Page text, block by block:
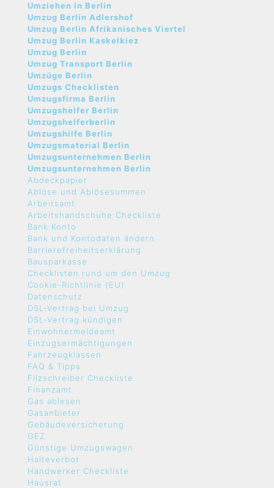
Umziehen in Berlin
Umzug Berlin Adlershof
Umzug Berlin Afrikanisches Viertel
Umzug Berlin Kaskelkiez
Umzug Berlin
Umzug Transport Berlin
Umzüge Berlin
Umzugs Checklisten
Umzugsfirma Berlin
Umzugshelfer Berlin
Umzugshelferberlin
Umzugshilfe Berlin
Umzugsmaterial Berlin
Umzugsunternehmen Berlin
Umzugsunternehmen Berlin
Abdeckpapier
Ablöse und Ablösesummen
Arbeitsamt
Arbeitshandschuhe Checkliste
Bank Konto
Bank und Kontodaten ändern
Barrierefreiheitserklärung
Bausparkasse
Checklisten rund um den Umzug
Cookie-Richtlinie (EU)
Datenschutz
DSL-Vertrag bei Umzug
DSL-Vertrag kündigen
Einwohnermeldeamt
Einzugsermächtigungen
Fahrzeugklassen
FAQ & Tipps
Filzschreiber Checkliste
Finanzamt
Gas ablesen
Gasanbieter
Gebäudeversicherung
GEZ
Günstige Umzugswagen
Halteverbot
Handwerker Checkliste
Hausrat